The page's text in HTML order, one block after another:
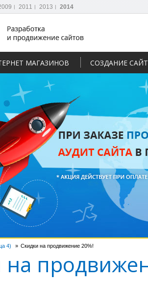
МАГАЗИНОВ СОЗДАНИЕ
2011 2013 2014
4) Скидки на продвижение 20%!
на